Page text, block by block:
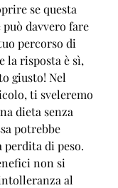
se questa
davvero fare
percorso di
la risposta è sì,
giusto! Nel
ti sveleremo
dieta senza
potrebbe
di peso.
non si
al